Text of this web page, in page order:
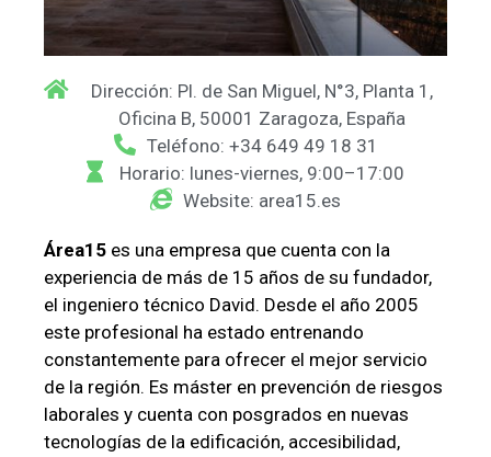
Dirección: Pl. de San Miguel, N°3, Planta 1,
Oficina B, 50001 Zaragoza, España
Teléfono: +34 649 49 18 31
Horario: lunes-viernes, 9:00–17:00
Website: area15.es
Área15 es una empresa que cuenta con la
experiencia de más de 15 años de su fundador,
el ingeniero técnico David. Desde el año 2005
este profesional ha estado entrenando
constantemente para ofrecer el mejor servicio
de la región. Es máster en prevención de riesgos
laborales y cuenta con posgrados en nuevas
tecnologías de la edificación, accesibilidad,